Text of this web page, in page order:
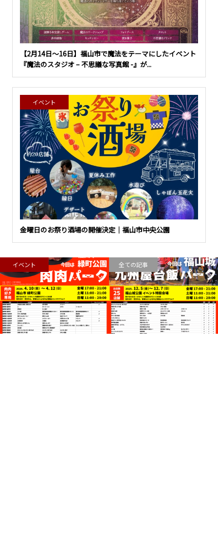
【2月14日〜16日】福山市で魔法をテーマにしたイベント
『魔法のスタジオ – 不思議な写真館 -』が...
イベント
金曜日のお祭り酒場の開催決定｜福山市中央公園
イベント 全ての記事